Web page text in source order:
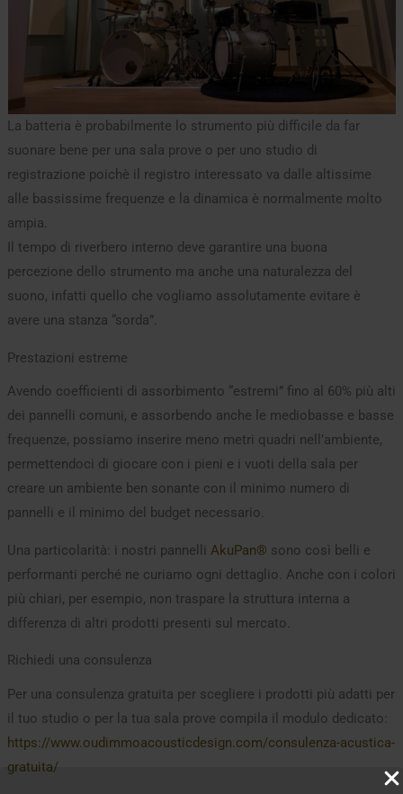
La batteria è probabilmente lo strumento più difficile da far
suonare bene per una sala prove o per uno studio di
registrazione poichè il registro interessato va dalle altissime
alle bassissime frequenze e la dinamica è normalmente molto
ampia.
Il tempo di riverbero interno deve garantire una buona
percezione dello strumento ma anche una naturalezza del
suono, infatti quello che vogliamo assolutamente evitare è
avere una stanza “sorda”.
Prestazioni estreme
Avendo coefficienti di assorbimento “estremi” fino al 60% più alti
dei pannelli comuni, e assorbendo anche le mediobasse e basse
frequenze, possiamo inserire meno metri quadri nell’ambiente,
permettendoci di giocare con i pieni e i vuoti della sala per
creare un ambiente ben sonante con il minimo numero di
pannelli e il minimo del budget necessario.
Una particolarità: i nostri pannelli AkuPan® sono così belli e
performanti perché ne curiamo ogni dettaglio. Anche con i colori
più chiari, per esempio, non traspare la struttura interna a
differenza di altri prodotti presenti sul mercato.
Richiedi una consulenza
Per una consulenza gratuita per scegliere i prodotti più adatti per
il tuo studio o per la tua sala prove compila il modulo dedicato:
https://www.oudimmoacousticdesign.com/consulenza-acustica-
gratuita/